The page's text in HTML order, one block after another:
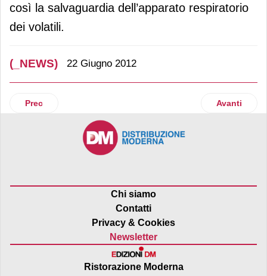
così la salvaguardia dell’apparato respiratorio
dei volatili.
(_NEWS) 22 Giugno 2012
Articolo precedente: [N.A!] lancia Crispy Fruit
Prec Articolo
Avanti
Chi siamo
Contatti
Privacy & Cookies
Newsletter
Ristorazione Moderna